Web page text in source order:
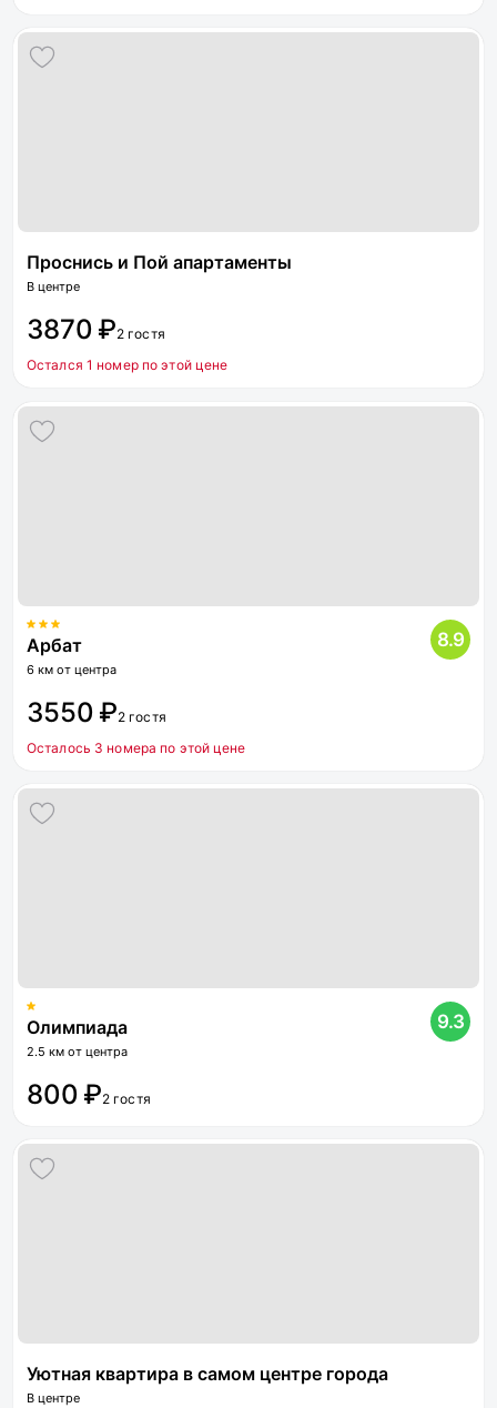
Проснись и Пой апартаменты
В центре
3870 ₽2 гостя
Остался 1 номер по этой цене
Арбат
6 км от центра
8.9
3550 ₽2 гостя
Осталось 3 номера по этой цене
Олимпиада
2.5 км от центра
9.3
800 ₽2 гостя
Уютная квартира в самом центре города
В центре